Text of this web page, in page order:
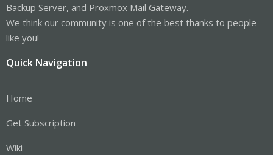
Backup Server, and Proxmox Mail Gateway.
We think our community is one of the best thanks to people
like you!
Quick Navigation
Home
Get Subscription
Wiki